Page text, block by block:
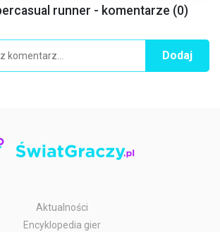
runner - komentarze (0)
Dodaj
Aktualności
Encyklopedia gier